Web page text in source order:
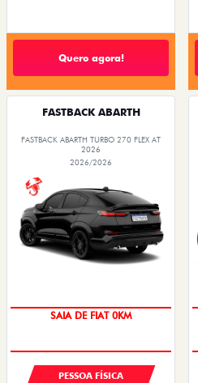
Quero agora!
FASTBACK ABARTH
FASTBACK ABARTH TURBO 270 FLEX AT
2026
2026/2026
PESSOA FÍSICA